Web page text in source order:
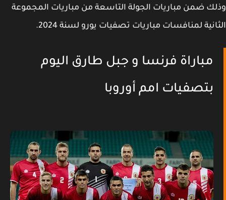
ضمن مباريات الجولة التاسعة من مباريات المجموعة
لمنافسات مباريات تصفيات يورو لسنة 2024.
مباراة فرنسا و جبل طارق اليوم
بتصفيات امم أوروبا